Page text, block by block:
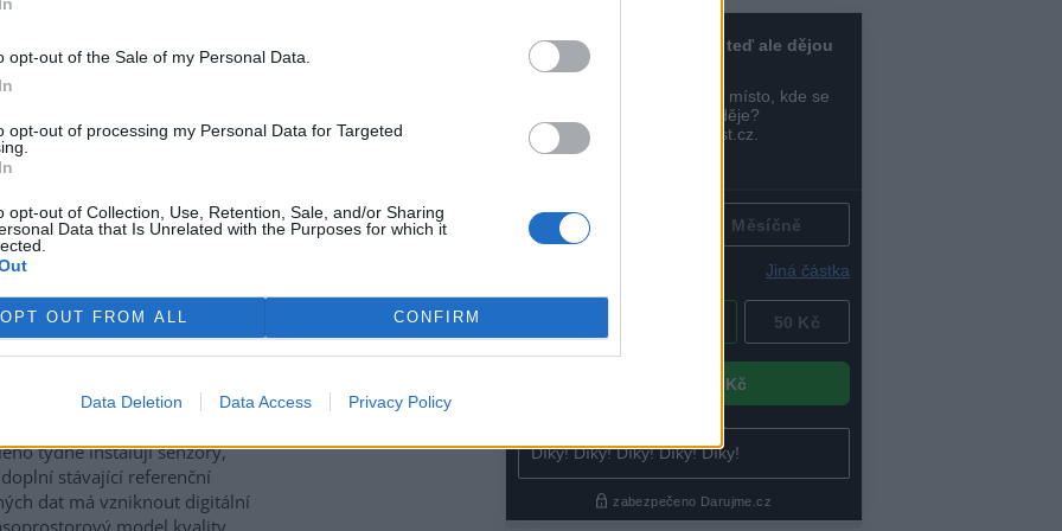
opt-out of the Sale of my Personal Data.
opt-out of processing my Personal Data for Targeted
opt-out of Collection, Use, Retention, Sale, and/or Sharing
Data that Is Unrelated with the Purposes for which it
OPT OUT FROM ALL CONFIRM
Data Deletion Data Access Privacy Policy
konkurenta Shell
jeho evropské aktivity v
obnovitelných zdrojů
v tiskovézprávě.
v souladu s její širší
nedávné vytvoření
holdingem
v Brně na 35 místech
na 35 místech v Brně
týdne instalují senzory,
stávající referenční
dat má vzniknout digitální
model kvality